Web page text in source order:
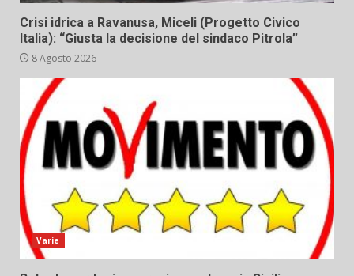
Crisi idrica a Ravanusa, Miceli (Progetto Civico
Italia): “Giusta la decisione del sindaco Pitrola”
8 Agosto 2026
Varie